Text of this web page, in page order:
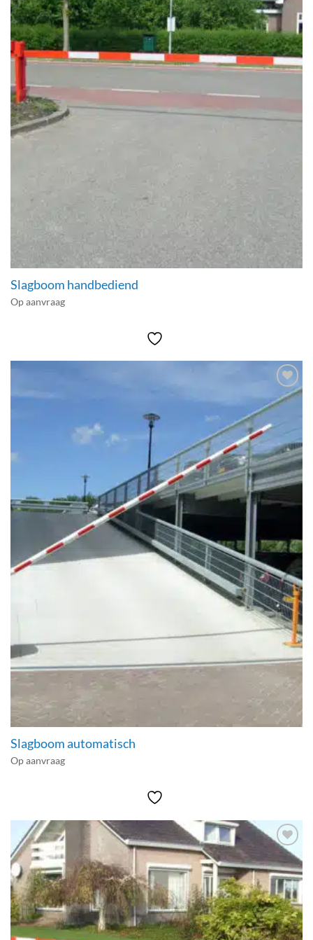
Slagboom handbediend
Op aanvraag
Slagboom automatisch
Op aanvraag